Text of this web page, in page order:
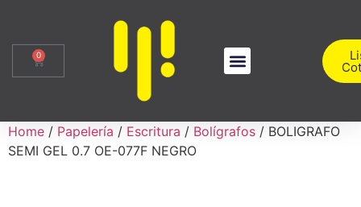
0
Home / Papelería / Escritura / Bolígrafos / BOLIGRAFO
SEMI GEL 0.7 OE-077F NEGRO